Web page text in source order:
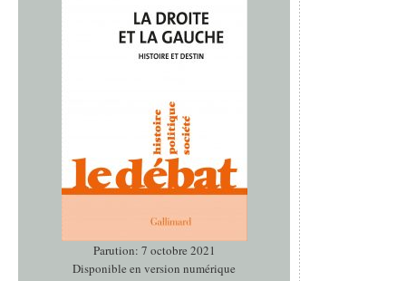
Parution: 7 octobre 2021
Disponible en version numérique